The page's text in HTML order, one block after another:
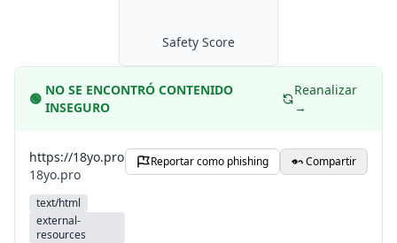
Safety Score
🟢
NO SE ENCONTRÓ CONTENIDO
INSEGURO
Reanalizar
→
https://18yo.pro
18yo.pro
text/html
external-
resources
Reportar como phishing Compartir